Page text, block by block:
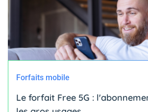
Forfaits mobile
Le forfait Free 5G :